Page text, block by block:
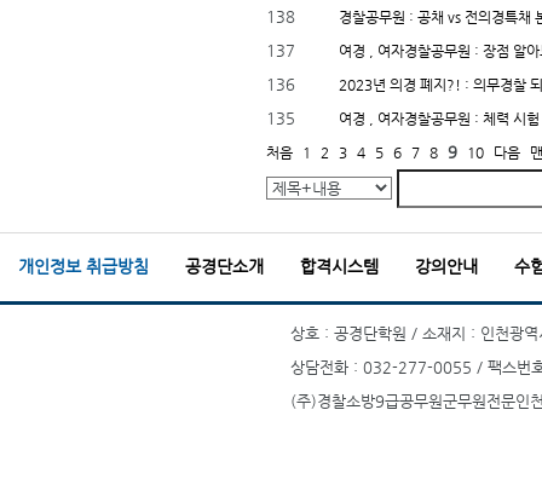
138 경찰공무원 : 공채 vs 전의경특채
137 여경 , 여자경찰공무원 : 장점 알
136 2 023년 의경 폐지?! : 의무경찰
135
여경 , 여자경찰공무원 : 체력 시
처음
1 2 3 4 5 6 7 8 9 10 다음
개인정보 취급방침 공경단소개 합격시스템 강의안내 수
상호 : 공경단학원 / 소재지 : 인천광
상담전화 : 032-277-0055 / 팩스번
(주)경찰소방9급공무원군무원전문